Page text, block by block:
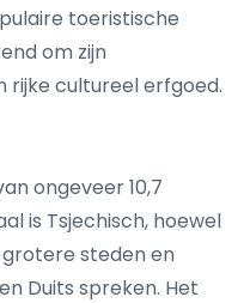
toeristische
om zijn
rijke cultureel erfgoed.
ongeveer 10,7
is Tsjechisch, hoewel
steden en
Duits spreken. Het